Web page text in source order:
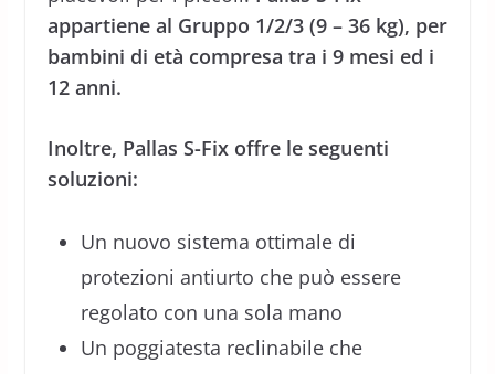
appartiene al Gruppo 1/2/3 (9 – 36 kg), per
bambini di età compresa tra i 9 mesi ed i
12 anni.
Inoltre, Pallas S-Fix offre le seguenti
soluzioni:
Un nuovo sistema ottimale di
protezioni antiurto che può essere
regolato con una sola mano
Un poggiatesta reclinabile che